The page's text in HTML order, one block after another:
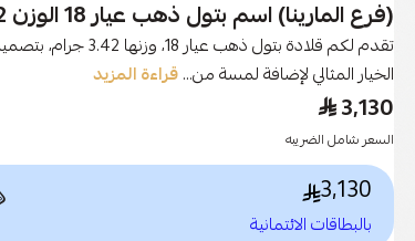
(فرع المارينا) اسم بتول ذهب عيار 18 الوزن 3.42 جرام تقريبا
تقدم لكم قلادة بتول
الخيار المثالي لإضافة لمسة من...قراءة المزيد
3,130
السعر شامل الضريبه
3,130
بالبطاقات الائتمانية